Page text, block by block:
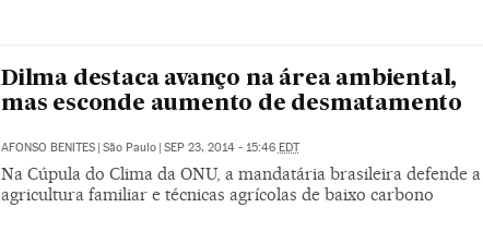
Dilma destaca avanço na área ambiental,
mas esconde aumento de desmatamento
AFONSO BENITES | São Paulo | SEP 23, 2014 - 15:46 EDT
Na Cúpula do Clima da ONU, a mandatária brasileira defende a
agricultura familiar e técnicas agrícolas de baixo carbono